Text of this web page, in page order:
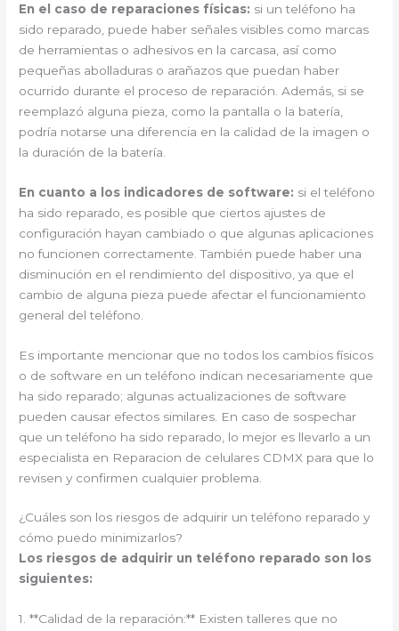
En el caso de reparaciones físicas: si un teléfono ha
sido reparado, puede haber señales visibles como marcas
de herramientas o adhesivos en la carcasa, así como
pequeñas abolladuras o arañazos que puedan haber
ocurrido durante el proceso de reparación. Además, si se
reemplazó alguna pieza, como la pantalla o la batería,
podría notarse una diferencia en la calidad de la imagen o
la duración de la batería.
En cuanto a los indicadores de software: si el teléfono
ha sido reparado, es posible que ciertos ajustes de
configuración hayan cambiado o que algunas aplicaciones
no funcionen correctamente. También puede haber una
disminución en el rendimiento del dispositivo, ya que el
cambio de alguna pieza puede afectar el funcionamiento
general del teléfono.
Es importante mencionar que no todos los cambios físicos
o de software en un teléfono indican necesariamente que
ha sido reparado; algunas actualizaciones de software
pueden causar efectos similares. En caso de sospechar
que un teléfono ha sido reparado, lo mejor es llevarlo a un
especialista en Reparacion de celulares CDMX para que lo
revisen y confirmen cualquier problema.
¿Cuáles son los riesgos de adquirir un teléfono reparado y
cómo puedo minimizarlos?
Los riesgos de adquirir un teléfono reparado son los
siguientes:
1. **Calidad de la reparación:** Existen talleres que no